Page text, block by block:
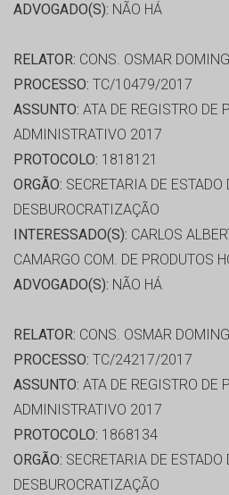
ADVOGADO(S): NÃO HÁ
RELATOR: CONS. OSMAR
PROCESSO: TC/10479/2017
ASSUNTO: ATA DE REGISTRO DE
ADMINISTRATIVO 2017
PROTOCOLO: 1818121
ORGÃO: SECRETARIA DE
DESBUROCRATIZAÇÃO
INTERESSADO(S): CARLOS
CAMARGO COM. DE PRODUTOS
ADVOGADO(S): NÃO HÁ
RELATOR: CONS. OSMAR
PROCESSO: TC/24217/2017
ASSUNTO: ATA DE REGISTRO DE
ADMINISTRATIVO 2017
PROTOCOLO: 1868134
ORGÃO: SECRETARIA DE
DESBUROCRATIZAÇÃO